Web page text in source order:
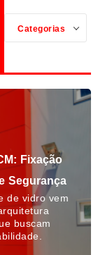
Categorias
Fixação
Segurança
de vidro vem
buscam